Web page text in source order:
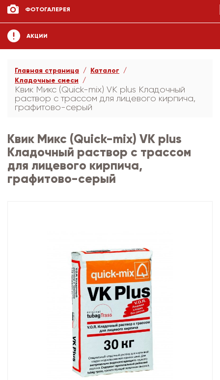
ФОТОГАЛЕРЕЯ
АКЦИИ
Главная страница
Каталог
Кладочные смеси
Квик Микс (Quick-mix) VK plus Кладочный
раствор с трассом для лицевого кирпича,
графитово-серый
Квик Микс (Quick-mix) VK plus
Кладочный раствор с трассом
для лицевого кирпича,
графитово-серый